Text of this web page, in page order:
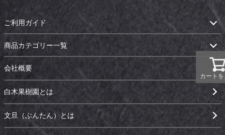
カート
ご利用ガイド
商品カテゴリー一覧
会社概要
白木果樹園とは
文旦（ぶんたん）とは